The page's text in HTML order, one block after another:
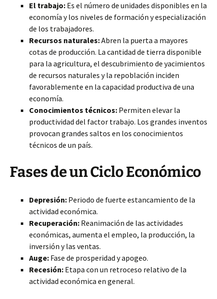
El trabajo: Es el número de unidades disponibles en la
economía y los niveles de formación y especialización
de los trabajadores.
Recursos naturales:Abren la puerta a mayores
cotas de producción. La cantidad de tierra disponible
para la agricultura, el descubrimiento de yacimientos
de recursos naturales y la repoblación inciden
favorablemente en la capacidad productiva de una
economía.
Conocimientos técnicos: Permiten elevar la
productividad del factor trabajo. Los grandes inventos
provocan grandes saltos en los conocimientos
técnicos de un país.
Fases de un Ciclo Económico
Depresión: Periodo de fuerte estancamiento de la
actividad económica.
Recuperación: Reanimación de las actividades
económicas, aumenta el empleo, la producción, la
inversión y las ventas.
Auge: Fase de prosperidad y apogeo.
Recesión: Etapa con un retroceso relativo de la
actividad económica en general.